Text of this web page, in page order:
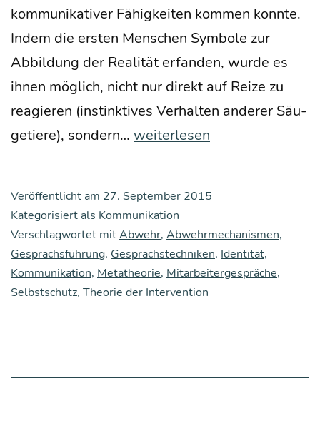
kom­mu­ni­ka­ti­ver Fähig­kei­ten kom­men konn­te.
Indem die ers­ten Men­schen Sym­bo­le zur
Abbil­dung der Rea­li­tät erfan­den, wur­de es
ihnen mög­lich, nicht nur direkt auf Rei­ze zu
reagie­ren (instink­ti­ves Ver­hal­ten ande­rer Säu­
ge­tie­re), son­dern… Eini­
le­
gen­
de
Sät­
ze
mu­
weiterlesen
Veröffentlicht am 27. September 2015
Kategorisiert als Kommunikation
Verschlagwortet mitAbwehr, Abwehrmechanismen,
Gesprächsführung, Gesprächstechniken, Identität,
Kommunikation, Metatheorie, Mitarbeitergespräche,
Selbstschutz, Theorie der Intervention